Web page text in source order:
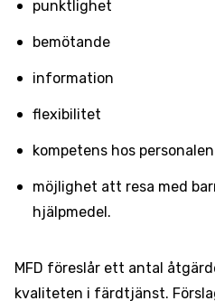
punktlighet
bemötande
information
flexibilitet
kompetens hos personalen
möjlighet att resa med
hjälpmedel.
MFD föreslår ett antal
kvaliteten i färdtjänst.